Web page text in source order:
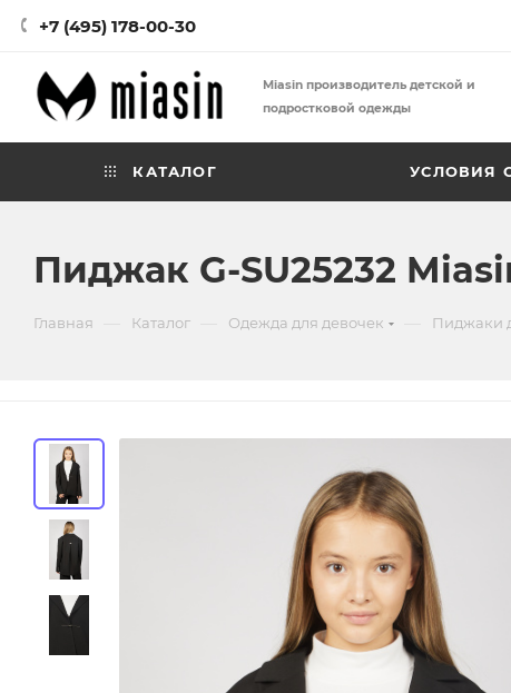
+7 (495) 178-00-30
Miasin производитель детской и
подростковой одежды
КАТАЛОГ УСЛОВИЯ
Пиджак G-SU25232
Главная Каталог Одежда для девочек Пиджаки